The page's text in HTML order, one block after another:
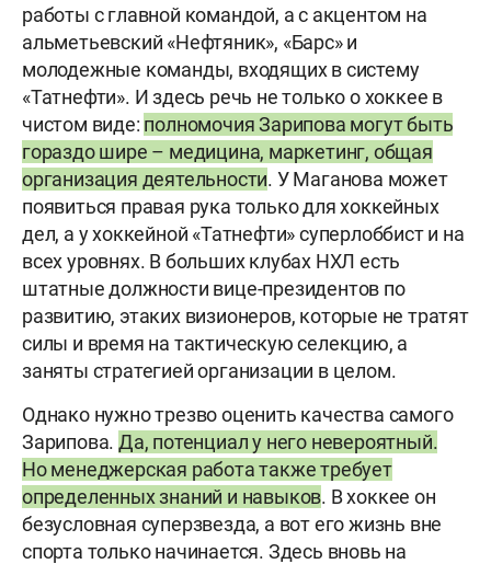
работы с главной командой, а с акцентом на
альметьевский «Нефтяник», «Барс» и
молодежные команды, входящих в систему
«Татнефти». И здесь речь не только о хоккее в
чистом виде: полномочия Зарипова могут быть
гораздо шире – медицина, маркетинг, общая
организация деятельности. У Маганова может
появиться правая рука только для хоккейных
дел, а у хоккейной «Татнефти» суперлоббист и на
всех уровнях. В больших клубах НХЛ есть
штатные должности вице-президентов по
развитию, этаких визионеров, которые не тратят
силы и время на тактическую селекцию, а
заняты стратегией организации в целом.
Однако нужно трезво оценить качества самого
Зарипова. Да, потенциал у него невероятный.
Но менеджерская работа также требует
определенных знаний и навыков. В хоккее он
безусловная суперзвезда, а вот его жизнь вне
спорта только начинается. Здесь вновь на